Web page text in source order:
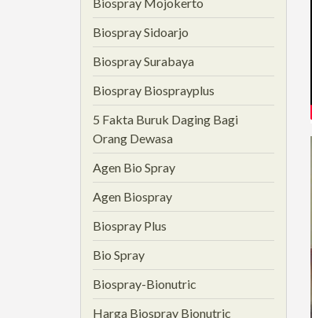
Biospray Sidoarjo
Biospray Surabaya
Biospray Biosprayplus
5 Fakta Buruk Daging Bagi
Orang Dewasa
Agen Bio Spray
Agen Biospray
Biospray Plus
Bio Spray
Biospray-Bionutric
Harga Biospray Bionutric